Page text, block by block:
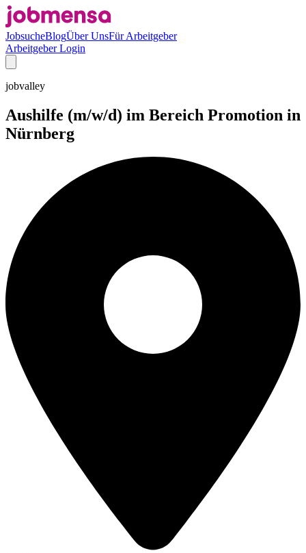
JobsucheBlogÜber UnsFür Arbeitgeber
Arbeitgeber Login
jobvalley
Aushilfe (m/w/d) im Bereich Promotion in
Nürnberg